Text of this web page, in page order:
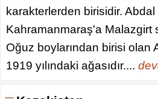
karakterlerden birisidir. Abdal
Kahramanmaraş'a Malazgirt
Oğuz boylarından birisi olan
1919 yılındaki ağasıdır....